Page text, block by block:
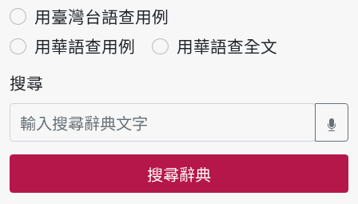
用臺灣台語查用例
用華語查用例
用華語查全文
搜尋
搜尋辭典